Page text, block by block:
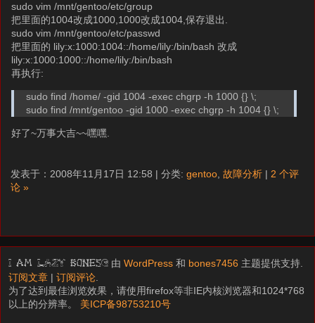
sudo vim /mnt/gentoo/etc/group
把里面的1004改成1000,1000改成1004,保存退出.
sudo vim /mnt/gentoo/etc/passwd
把里面的 lily:x:1000:1004::/home/lily:/bin/bash 改成
lily:x:1000:1000::/home/lily:/bin/bash
再执行:
sudo find /home/ -gid 1004 -exec chgrp -h 1000 {} \;
sudo find /mnt/gentoo -gid 1000 -exec chgrp -h 1004 {} \;
好了~万事大吉~~嘿嘿.
发表于：2008年11月17日 12:58 | 分类: gentoo 故障分析 | 2 个评
论 »
I am LAZY bones? 由WordPress 和 bones7456 主题提供支持.
订阅文章 |订阅评论
为了达到最佳浏览效果，请使用firefox等非IE内核浏览器和1024*768
以上的分辨率。 美ICP备98753210号